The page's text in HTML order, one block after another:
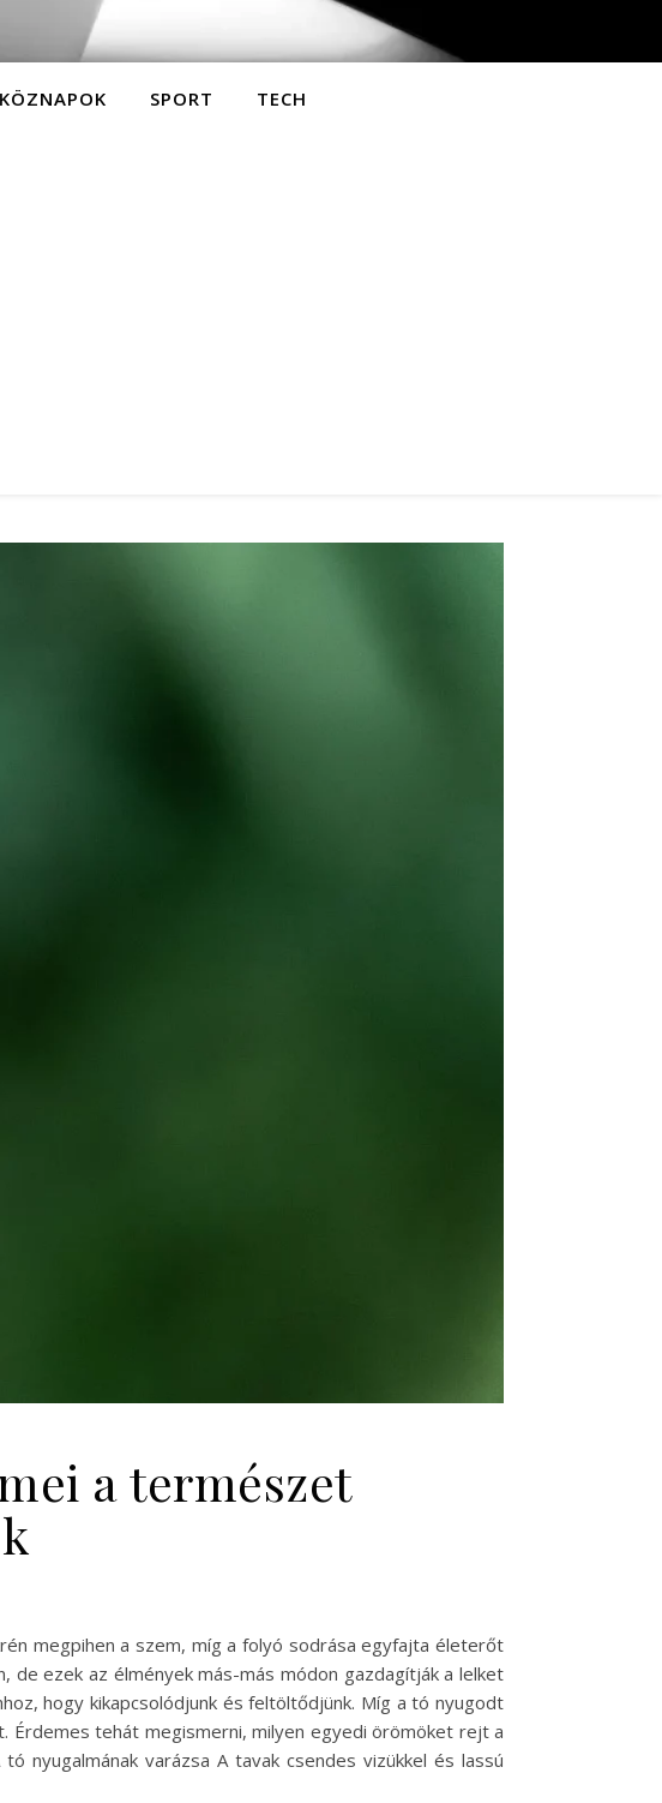
SPORT TECH
a természet
megpihen a szem, míg a folyó sodrása egyfajta életerőt
ezek az élmények más-más módon gazdagítják a lelket
hogy kikapcsolódjunk és feltöltődjünk. Míg a tó nyugodt
Érdemes tehát megismerni, milyen egyedi örömöket rejt a
nyugalmának varázsa A tavak csendes vizükkel és lassú